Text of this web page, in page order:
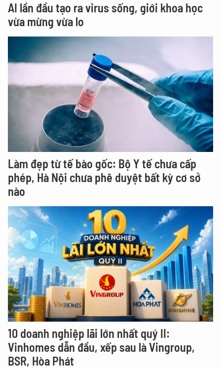
AI lần đầu tạo ra virus sống, giới khoa học
vừa mừng vừa lo
Làm đẹp từ tế bào gốc: Bộ Y tế chưa cấp
phép, Hà Nội chưa phê duyệt bất kỳ cơ sở
nào
10 doanh nghiệp lãi lớn nhất quý II:
Vinhomes dẫn đầu, xếp sau là Vingroup,
BSR, Hòa Phát